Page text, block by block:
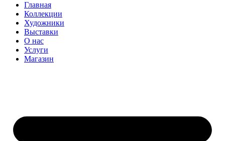
Главная
Коллекции
Художники
Выставки
О нас
Услуги
Магазин